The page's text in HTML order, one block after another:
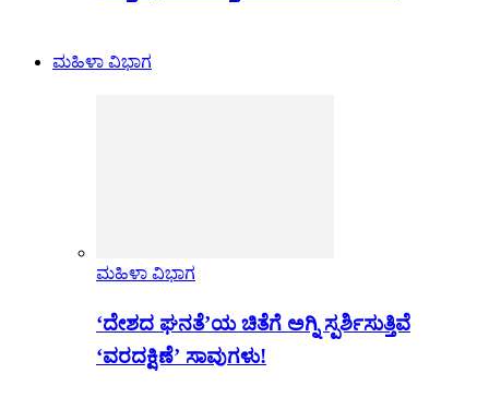
ಮಹಿಳಾ ವಿಭಾಗ
ಮಹಿಳಾ ವಿಭಾಗ
‘ದೇಶದ ಘನತೆ’ಯ ಚಿತೆಗೆ ಅಗ್ನಿ ಸ್ಪರ್ಶಿಸುತ್ತಿವೆ
‘ವರದಕ್ಷಿಣೆ’ ಸಾವುಗಳು!